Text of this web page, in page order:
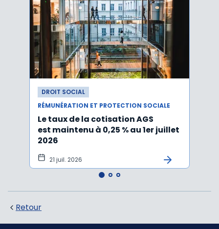
DROIT SOCIAL
RÉMUNÉRATION ET PROTECTION SOCIALE
Le taux de la cotisation AGS
est maintenu à 0,25 % au 1er juillet
2026
21 juil. 2026
Retour